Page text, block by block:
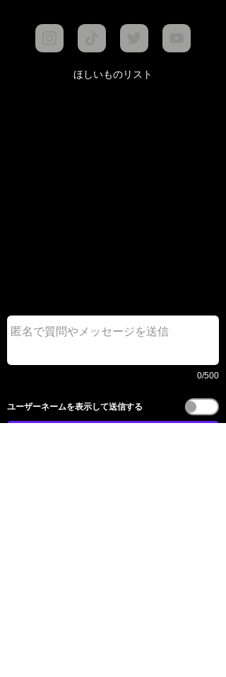
ほしいものリスト
0/500
​ユーザーネームを表示して送信する